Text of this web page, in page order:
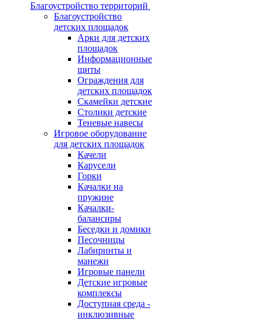
Благоустройство территорий
Благоустройство
детских площадок
Арки для детских
площадок
Информационные
щиты
Ограждения для
детских площадок
Скамейки детские
Столики детские
Теневые навесы
Игровое оборудование
для детских площадок
Качели
Карусели
Горки
Качалки на
пружине
Качалки-
балансиры
Беседки и домики
Песочницы
Лабиринты и
манежи
Игровые панели
Детские игровые
комплексы
Доступная среда -
инклюзивные